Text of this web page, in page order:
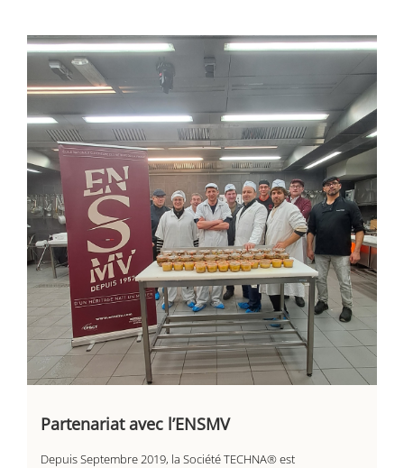
Partenariat avec l’ENSMV
Depuis Septembre 2019, la Société TECHNA® est